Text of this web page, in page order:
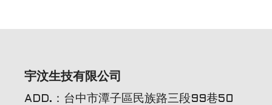
宇汶生技有限公司
ADD.：台中市潭子區民族路三段99巷50